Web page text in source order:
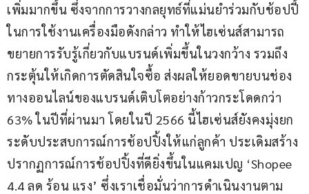
เพิ่มมากขึ้น ซึ่งจากการวางกลยุทธ์ที่แม่นยำร่วมกับช้อปปี้
ในการใช้งานเครื่องมือดังกล่าว ทำให้ไฮเซ่นส์สามารถ
ขยายการรับรู้เกี่ยวกับแบรนด์เพิ่มขึ้นในวงกว้าง รวมถึง
กระตุ้นให้เกิดการตัดสินใจซื้อ ส่งผลให้ยอดขายบนช่อง
ทางออนไลน์ของแบรนด์เติบโตอย่างก้าวกระโดดกว่า
63% ในปีที่ผ่านมา โดยในปี 2566 นี้ไฮเซ่นส์ยังคงมุ่งยก
ระดับประสบการณ์การช้อปปิ้งให้แก่ลูกค้า ประเดิมสร้าง
ปรากฏการณ์การช้อปปิ้งที่ดียิ่งขึ้นในแคมเปญ ‘Shopee
4.4 ลด ร้อน แรง’ ซึ่งเราเชื่อมั่นว่าการดำเนินงานตาม